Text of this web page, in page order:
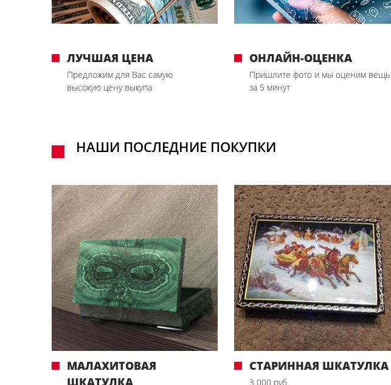
ЛУЧШАЯ ЦЕНА
Предложим для Вас самую
высокую цену выкупа
ОНЛАЙН-ОЦЕНКА
Пришлите фото и мы оценим вещь
за 5 минут
НАШИ ПОСЛЕДНИЕ ПОКУПКИ
МАЛАХИТОВАЯ
ШКАТУЛКА
СТАРИННАЯ ШКАТУЛКА
3 000 руб.